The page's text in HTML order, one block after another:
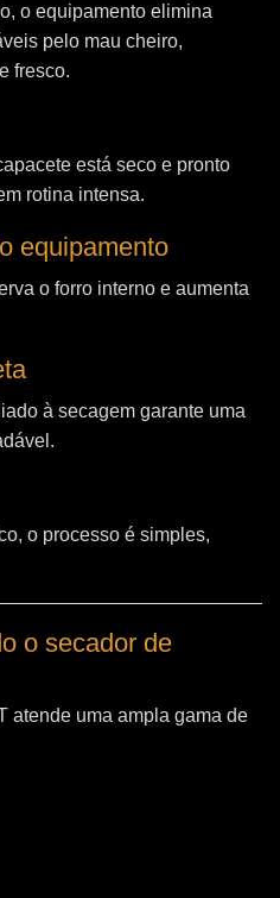
o equipamento elimina
pelo mau cheiro,
fresco.
está seco e pronto
rotina intensa.
equipamento
o forro interno e aumenta
à secagem garante uma
o processo é simples,
o secador de
atende uma ampla gama de